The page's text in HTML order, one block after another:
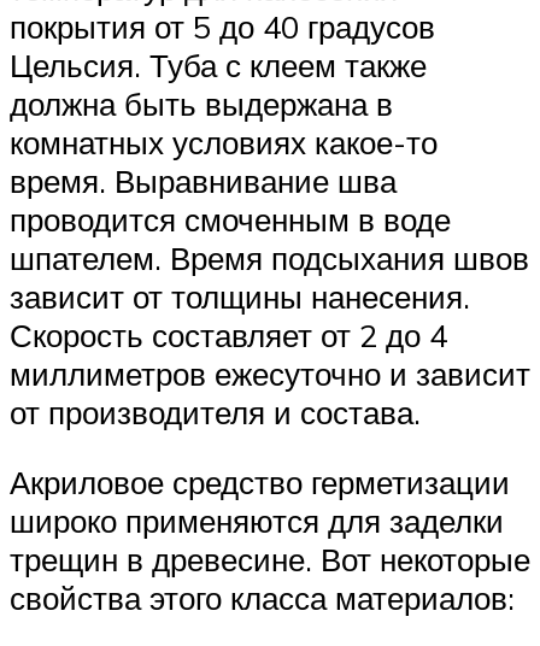
покрытия от 5 до 40 градусов
Цельсия. Туба с клеем также
должна быть выдержана в
комнатных условиях какое-то
время. Выравнивание шва
проводится смоченным в воде
шпателем. Время подсыхания швов
зависит от толщины нанесения.
Скорость составляет от 2 до 4
миллиметров ежесуточно и зависит
от производителя и состава.
Акриловое средство герметизации
широко применяются для заделки
трещин в древесине. Вот некоторые
свойства этого класса материалов: